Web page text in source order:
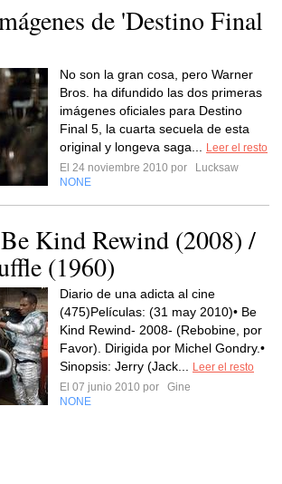
de 'Destino Final
No son la gran cosa, pero Warner
Bros. ha difundido las dos primeras
imágenes oficiales para Destino
Final 5, la cuarta secuela de esta
original y longeva saga...
Leer el resto
El 24 noviembre 2010 por
Lucksaw
NONE
Kind Rewind (2008) /
(1960)
Diario de una adicta al cine
(475)Películas: (31 may 2010)• Be
Kind Rewind- 2008- (Rebobine, por
Favor). Dirigida por Michel Gondry.•
Sinopsis: Jerry (Jack...
Leer el resto
El 07 junio 2010 por
Gine
NONE